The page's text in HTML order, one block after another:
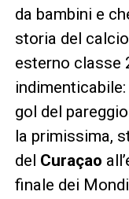
da bambini e
storia del
esterno classe
gol del
la primissima,
del Curaçao
finale dei